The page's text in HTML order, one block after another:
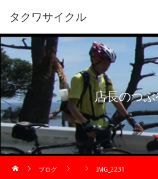
タクワサイクル
店長のつ
ブログ
IMG_2231